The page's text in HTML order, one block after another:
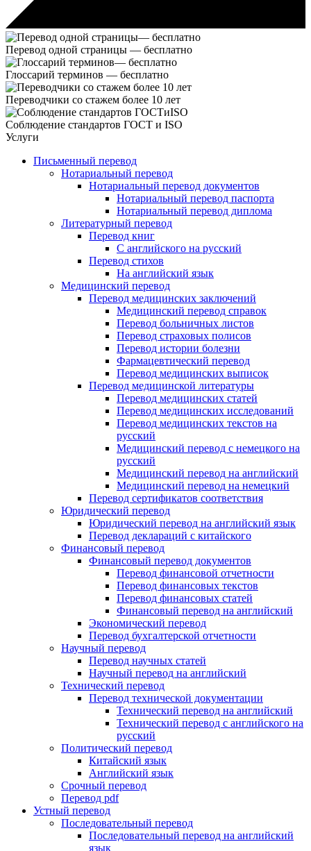
Перевод одной страницы — бесплатно
Глоссарий терминов — бесплатно
Переводчики со стажем более 10 лет
Соблюдение стандартов ГОСТ и ISO
Услуги
Письменный перевод
Нотариальный перевод
Нотариальный перевод документов
Нотариальный перевод паспорта
Нотариальный перевод диплома
Литературный перевод
Перевод книг
С английского на русский
Перевод стихов
На английский язык
Медицинский перевод
Перевод медицинских заключений
Медицинский перевод справок
Перевод больничных листов
Перевод страховых полисов
Перевод истории болезни
Фармацевтический перевод
Перевод медицинских выписок
Перевод медицинской литературы
Перевод медицинских статей
Перевод медицинских исследований
Перевод медицинских текстов на
русский
Медицинский перевод с немецкого на
русский
Медицинский перевод на английский
Медицинский перевод на немецкий
Перевод сертификатов соответствия
Юридический перевод
Юридический перевод на английский язык
Перевод деклараций с китайского
Финансовый перевод
Финансовый перевод документов
Перевод финансовой отчетности
Перевод финансовых текстов
Перевод финансовых статей
Финансовый перевод на английский
Экономический перевод
Перевод бухгалтерской отчетности
Научный перевод
Перевод научных статей
Научный перевод на английский
Технический перевод
Перевод технической документации
Технический перевод на английский
Технический перевод с английского на
русский
Политический перевод
Китайский язык
Английский язык
Срочный перевод
Перевод pdf
Устный перевод
Последовательный перевод
Последовательный перевод на английский
язык